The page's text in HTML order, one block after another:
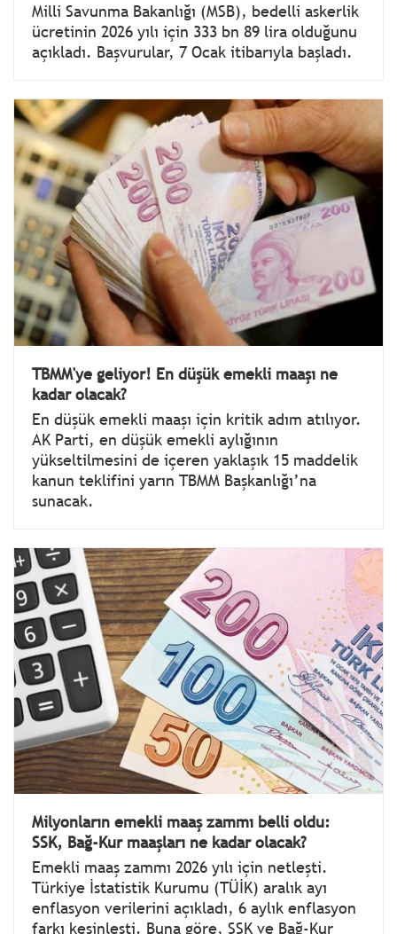
Milli Savunma Bakanlığı (MSB), bedelli askerlik
ücretinin 2026 yılı için 333 bn 89 lira olduğunu
açıkladı. Başvurular, 7 Ocak itibarıyla başladı.
TBMM'ye geliyor! En düşük emekli maaşı ne
kadar olacak?
En düşük emekli maaşı için kritik adım atılıyor.
AK Parti, en düşük emekli aylığının
yükseltilmesini de içeren yaklaşık 15 maddelik
kanun teklifini yarın TBMM Başkanlığı’na
sunacak.
Milyonların emekli maaş zammı belli oldu:
SSK, Bağ-Kur maaşları ne kadar olacak?
Emekli maaş zammı 2026 yılı için netleşti.
Türkiye İstatistik Kurumu (TÜİK) aralık ayı
enflasyon verilerini açıkladı, 6 aylık enflasyon
farkı kesinleşti. Buna göre, SSK ve Bağ-Kur